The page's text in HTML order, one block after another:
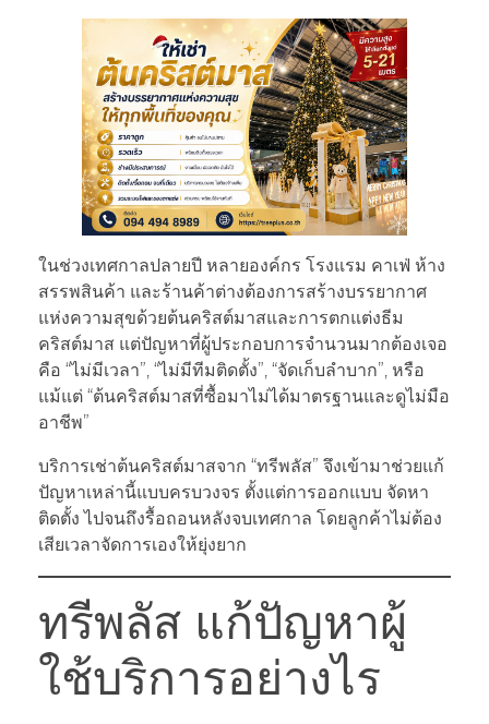
ในช่วงเทศกาลปลายปี หลายองค์กร โรงแรม คาเฟ่ ห้าง
สรรพสินค้า และร้านค้าต่างต้องการสร้างบรรยากาศ
แห่งความสุขด้วยต้นคริสต์มาสและการตกแต่งธีม
คริสต์มาส แต่ปัญหาที่ผู้ประกอบการจำนวนมากต้องเจอ
คือ “ไม่มีเวลา”, “ไม่มีทีมติดตั้ง”, “จัดเก็บลำบาก”, หรือ
แม้แต่ “ต้นคริสต์มาสที่ซื้อมาไม่ได้มาตรฐานและดูไม่มือ
อาชีพ”
บริการเช่าต้นคริสต์มาสจาก “ทรีพลัส” จึงเข้ามาช่วยแก้
ปัญหาเหล่านี้แบบครบวงจร ตั้งแต่การออกแบบ จัดหา
ติดตั้ง ไปจนถึงรื้อถอนหลังจบเทศกาล โดยลูกค้าไม่ต้อง
เสียเวลาจัดการเองให้ยุ่งยาก
ทรีพลัส แก้ปัญหาผู้
ใช้บริการอย่างไร